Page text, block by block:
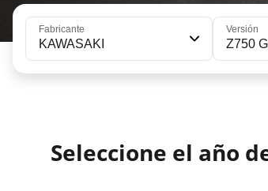
Fabricante
KAWASAKI
Versión
Z750
Seleccione el año